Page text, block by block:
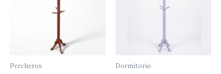
Percheros Dormitorio